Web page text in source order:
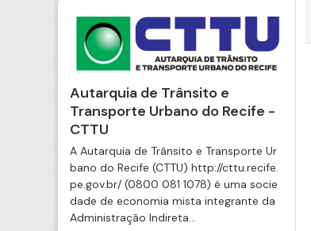
Autarquia de Trânsito e
Transporte Urbano do Recife -
CTTU
A Autarquia de Trânsito e Transporte Ur
bano do Recife (CTTU) http://cttu.recife.
pe.gov.br/ (0800 081 1078) é uma socie
dade de economia mista integrante da
Administração Indireta...